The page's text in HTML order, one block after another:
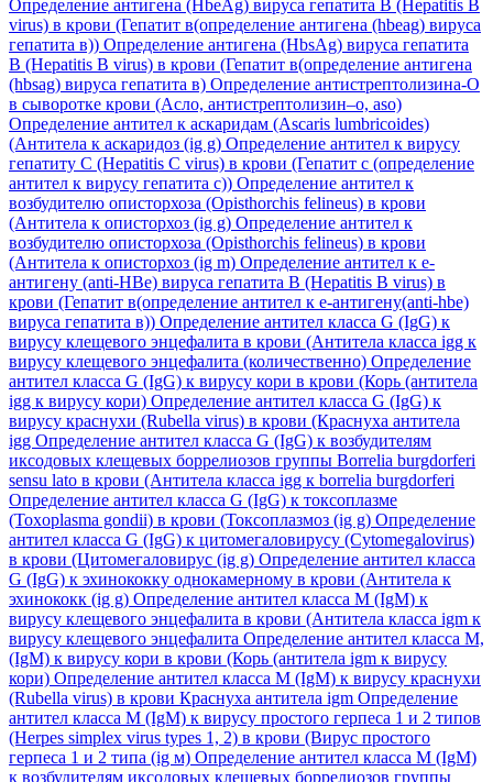
Определение антигена (HbeAg) вируса гепатита B (Hepatitis B
virus) в крови (Гепатит в(определение антигена (hbeag) вируса
гепатита в)) Определение антигена (HbsAg) вируса гепатита
B (Hepatitis B virus) в крови (Гепатит в(определение антигена
(hbsag) вируса гепатита в) Определение антистрептолизина-О
в сыворотке крови (Асло, антистрептолизин–о, aso)
Определение антител к аскаридам (Ascaris lumbricoides)
(Антитела к аскаридоз (ig g) Определение антител к вирусу
гепатиту C (Hepatitis C virus) в крови (Гепатит с (определение
антител к вирусу гепатита с)) Определение антител к
возбудителю описторхоза (Opisthorchis felineus) в крови
(Антитела к описторхоз (ig g) Определение антител к
возбудителю описторхоза (Opisthorchis felineus) в крови
(Антитела к описторхоз (ig m) Определение антител к е-
антигену (anti-HBe) вируса гепатита B (Hepatitis B virus) в
крови (Гепатит в(определение антител к е-антигену(anti-hbe)
вируса гепатита в)) Определение антител класса G (IgG) к
вирусу клещевого энцефалита в крови (Антитела класса igg к
вирусу клещевого энцефалита (количественно) Определение
антител класса G (IgG) к вирусу кори в крови (Корь (антитела
igg к вирусу кори) Определение антител класса G (IgG) к
вирусу краснухи (Rubella virus) в крови (Краснуха антитела
igg Определение антител класса G (IgG) к возбудителям
иксодовых клещевых боррелиозов группы Borrelia burgdorferi
sensu lato в крови (Антитела класса igg к borrelia burgdorferi
Определение антител класса G (IgG) к токсоплазме
(Toxoplasma gondii) в крови (Токсоплазмоз (ig g) Определение
антител класса G (IgG) к цитомегаловирусу (Cytomegalovirus)
в крови (Цитомегаловирус (ig g) Определение антител класса
G (IgG) к эхинококку однокамерному в крови (Антитела к
эхинококк (ig g) Определение антител класса M (IgM) к
вирусу клещевого энцефалита в крови (Антитела класса igm к
вирусу клещевого энцефалита Определение антител класса M,
(IgM) к вирусу кори в крови (Корь (антитела igm к вирусу
кори) Определение антител класса M (IgM) к вирусу краснухи
(Rubella virus) в крови Краснуха антитела igm Определение
антител класса M (IgM) к вирусу простого герпеса 1 и 2 типов
(Herpes simplex virus types 1, 2) в крови (Вирус простого
герпеса 1 и 2 типа (ig м) Определение антител класса M (IgM)
к возбудителям иксодовых клещевых боррелиозов группы